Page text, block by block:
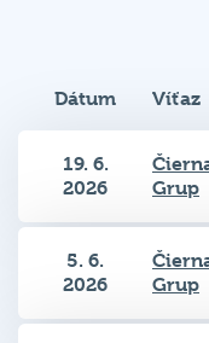
Dátum Víťaz
19. 6.
2026
Grup
5. 6.
2026
Grup